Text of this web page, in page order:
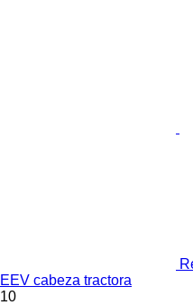
EEV cabeza tractora
10